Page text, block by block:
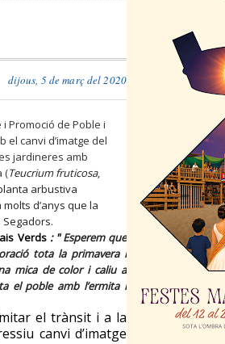
dijous, 5 de març del 2020
Promoció de Poble i
el canvi d’imatge del
jardineres amb
(Teucrium fruticosa,
arbustiva
d’anys que la
Verds: "Esperem que
tota la primavera i
mica de color i caliu a
el poble amb l’ermita i
el trànsit i a la
canvi d’imatge